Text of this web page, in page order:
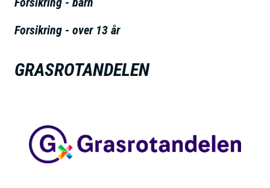
Forsikring - over 13 år
GRASROTANDELEN